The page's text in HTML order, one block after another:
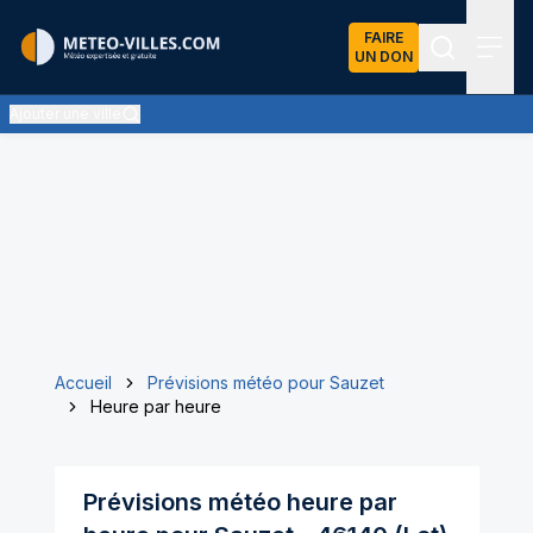
FAIRE
UN DON
Accueil
Prévisions météo pour Sauzet
Heure par heure
Prévisions météo heure par